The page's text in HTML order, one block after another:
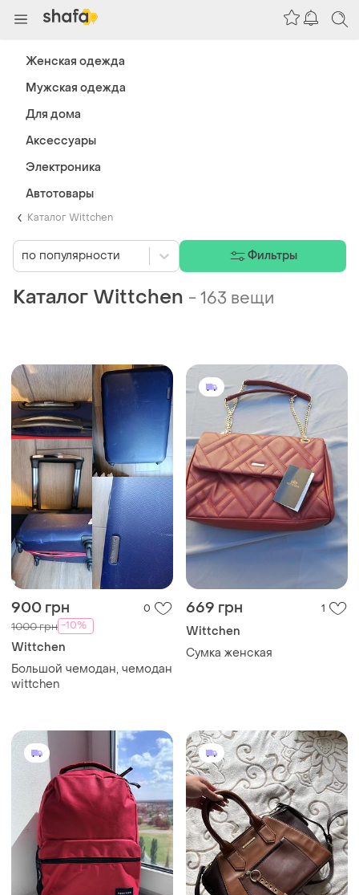
Каталог Wittchen
Каталог Wittchen -163 вещи
900 грн 0
1000 грн -10%
Wittchen
Большой чемодан, чемодан
wittchen
669 грн 1
Wittchen
Сумка женская
по популярности Фильтры
Женская одежда
Мужская одежда
Для дома
Аксессуары
Электроника
Автотовары